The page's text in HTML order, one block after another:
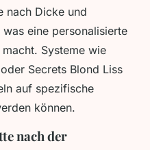
nach Dicke und
eine personalisierte
Systeme wie
oder Secrets Blond Liss
auf spezifische
können.
nach der